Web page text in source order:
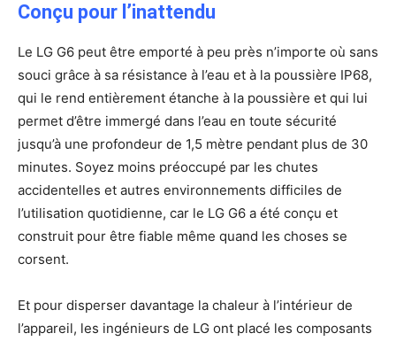
Conçu pour l’inattendu
Le LG G6 peut être emporté à peu près n’importe où sans
souci grâce à sa résistance à l’eau et à la poussière IP68,
qui le rend entièrement étanche à la poussière et qui lui
permet d’être immergé dans l’eau en toute sécurité
jusqu’à une profondeur de 1,5 mètre pendant plus de 30
minutes. Soyez moins préoccupé par les chutes
accidentelles et autres environnements difficiles de
l’utilisation quotidienne, car le LG G6 a été conçu et
construit pour être fiable même quand les choses se
corsent.
Et pour disperser davantage la chaleur à l’intérieur de
l’appareil, les ingénieurs de LG ont placé les composants